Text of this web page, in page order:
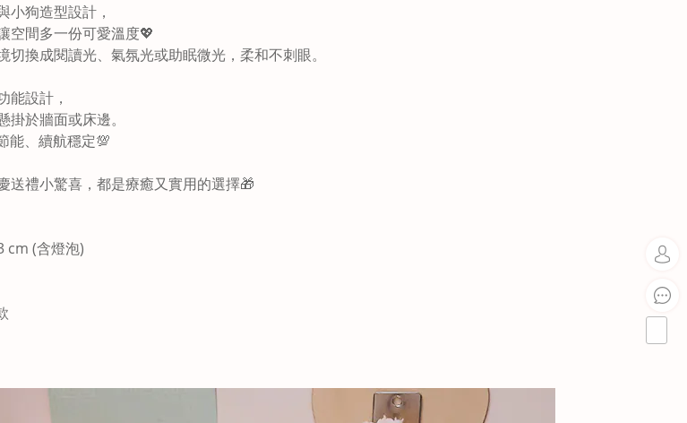
小狗造型設計，
空間多一份可愛溫度💖
切換成閱讀光、氣氛光或助眠微光，柔和不刺眼。
能設計，
於牆面或床邊。
能、續航穩定💯
送禮小驚喜，都是療癒又實用的選擇🎁
cm (含燈泡)